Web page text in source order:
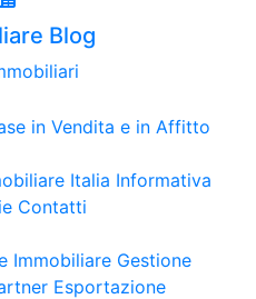
Blog
Italia Informativa
Contatti
Immobiliare Gestione
Esportazione